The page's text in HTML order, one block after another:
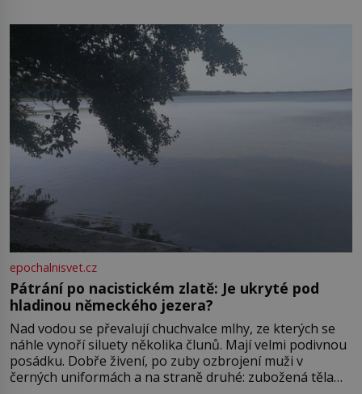
Boskovice na okraji Drahanské vrchoviny vznikla někdy
ve13. století, a už v roce 1313 kronikáři zaznamenali
epochalnisvet.cz
Pátrání po nacistickém zlatě: Je ukryté pod
hladinou německého jezera?
Nad vodou se převalují chuchvalce mlhy, ze kterých se
náhle vynoří siluety několika člunů. Mají velmi podivnou
posádku. Dobře živení, po zuby ozbrojení muži v
černých uniformách a na straně druhé: zubožená těla